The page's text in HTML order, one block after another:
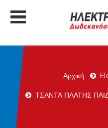
Αρχική
ΤΣΑΝΤΑ ΠΛΑΤΗΣ